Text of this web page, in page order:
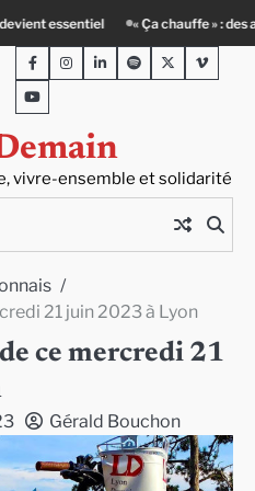
batiment face au défi climatique 80
vivre-ensemble et solidarité
FacebookInstagram
LinkedInSpotifyTwitterViméo
Youtube
21 juin 2023 à Lyon
ce mercredi 21
Gérald Bouchon